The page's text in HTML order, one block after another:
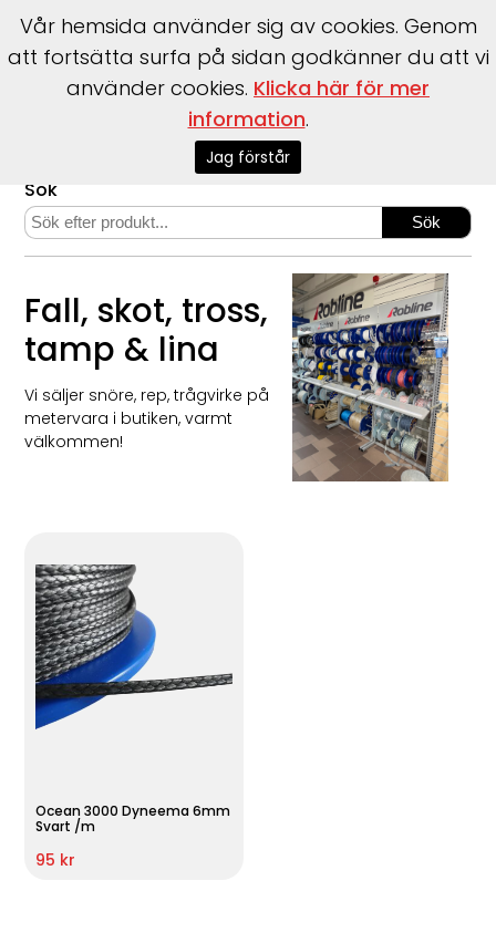
Fall, skot, tross, tamp & lina
Sök
Fall, skot, tross,
tamp & lina
Vi säljer snöre, rep, trågvirke på
metervara i butiken, varmt
välkommen!
Ocean 3000 Dyneema 6mm
Svart /m
95 kr
Vår hemsida använder sig av cookies. Genom
att fortsätta surfa på sidan godkänner du att vi
använder cookies. Klicka här för mer
information.
Jag förstår